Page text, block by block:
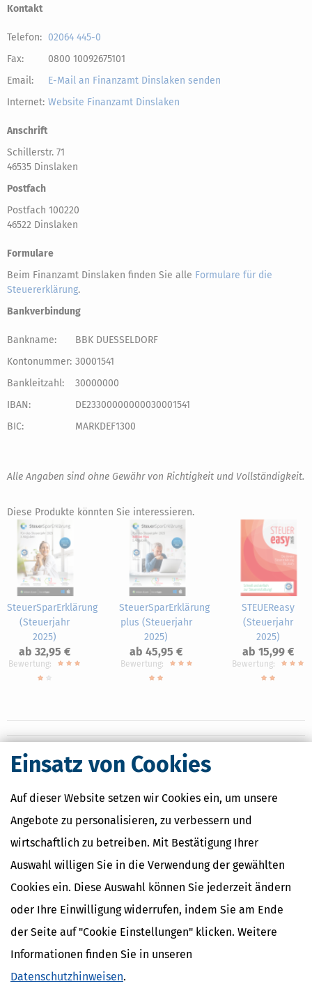
Einsatz von Cookies
Auf dieser Website setzen wir Cookies ein, um unsere
Angebote zu personalisieren, zu verbessern und
wirtschaftlich zu betreiben. Mit Bestätigung Ihrer
Auswahl willigen Sie in die Verwendung der gewählten
Cookies ein. Diese Auswahl können Sie jederzeit ändern
oder Ihre Einwilligung widerrufen, indem Sie am Ende
der Seite auf "Cookie Einstellungen" klicken. Weitere
Informationen finden Sie in unseren
Datenschutzhinweisen.
Kontakt
Telefon: 02064 445-0
Fax:
0800 10092675101
Email:
E-Mail an Finanzamt Dinslaken senden
Internet: Website Finanzamt Dinslaken
Anschrift
Schillerstr. 71
46535 Dinslaken
Postfach
Postfach 100220
46522 Dinslaken
Formulare
Beim Finanzamt Dinslaken finden Sie alle Formulare für die
Steuererklärung.
Bankverbindung
Bankname:
BBK DUESSELDORF
Kontonummer: 30001541
Bankleitzahl:
30000000
IBAN:
DE23300000000030001541
BIC:
MARKDEF1300
Alle Angaben sind ohne Gewähr von Richtigkeit und Vollständigkeit.
Diese Produkte könnten Sie interessieren.
SteuerSparErklärung
(Steuerjahr
2025)
ab 32,95 €
Bewertung:
SteuerSparErklärung
plus (Steuerjahr
2025)
ab 45,95 €
Bewertung:
STEUEReasy
(Steuerjahr
2025)
ab 15,99 €
Bewertung:
Nahe Finanzämter
Finanzamt Borken
Finanzamt Oberhausen-Nord
Finanzamt Oberhausen-Süd
Finanzamtsuche